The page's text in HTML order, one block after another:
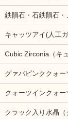
鉄隕石・石鉄隕石・
キャッツアイ(人工
Cubic Zirconia（キ
グァバピンククォー
クォーツインクォ
クラック入り水晶（